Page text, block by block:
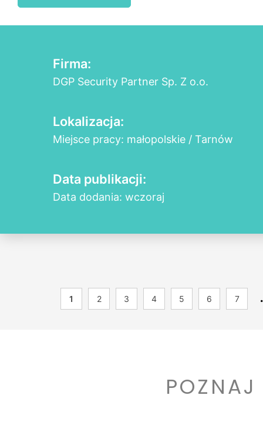
Firma:
DGP Security Partner Sp. Z o.o.
Lokalizacja:
Miejsce pracy: małopolskie / Tarnów
Data publikacji:
Data dodania: wczoraj
1 2 3 4 5 6 7